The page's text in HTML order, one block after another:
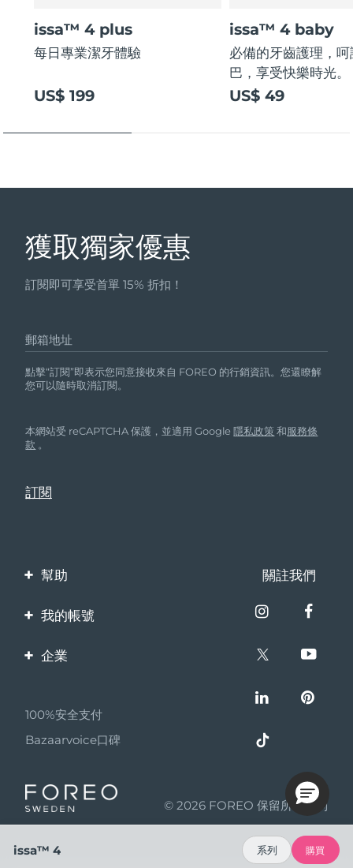
issa™ 4 plus
每日專業潔牙體驗
US$ 199
issa™ 4 baby
必備的牙齒護理，
巴，享受快樂時光。
US$ 49
獲取獨家優惠
訂閱即可享受首單 15% 折扣！
郵箱地址
點擊“訂閱”即表示您同意接收來自 FOREO 的行銷資訊。您還瞭解
您可以隨時取消訂閱。
本網站受 reCAPTCHA 保護，並適用 Google隱私政策 和服務條
款 。
幫助
聯繫我們
關註我們
我的帳號
產品註冊
企業
夥伴計畫
聯盟新聞
成為合作夥伴
100%安全支付
Bazaarvoice口碑
© 2026 FOREO 保留所有權利
issa™ 4 系列 購買